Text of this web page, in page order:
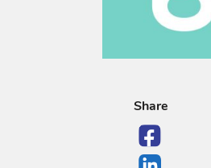
Share